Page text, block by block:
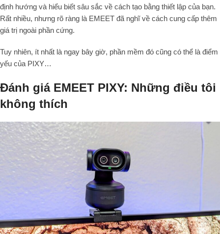
định hướng và hiểu biết sâu sắc về cách tạo bằng thiết lập của bạn.
Rất nhiều, nhưng rõ ràng là EMEET đã nghĩ về cách cung cấp thêm
giá trị ngoài phần cứng.
Tuy nhiên, ít nhất là ngay bây giờ, phần mềm đó cũng có thể là điểm
yếu của PIXY…
Đánh giá EMEET PIXY: Những điều tôi
không thích